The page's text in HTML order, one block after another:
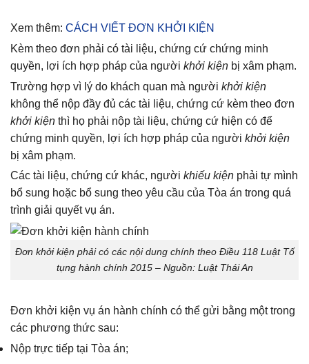
Xem thêm: CÁCH VIẾT ĐƠN KHỞI KIỆN
Kèm theo đơn phải có tài liệu, chứng cứ chứng minh
quyền, lợi ích hợp pháp của người khởi kiện bị xâm phạm.
Trường hợp vì lý do khách quan mà người khởi kiện
không thể nộp đầy đủ các tài liệu, chứng cứ kèm theo đơn
khởi kiện thì họ phải nộp tài liệu, chứng cứ hiện có để
chứng minh quyền, lợi ích hợp pháp của người khởi kiện
bị xâm phạm.
Các tài liệu, chứng cứ khác, người khiếu kiện phải tự mình
bổ sung hoặc bổ sung theo yêu cầu của Tòa án trong quá
trình giải quyết vụ án.
Đơn khởi kiện phải có các nội dung chính theo Điều 118 Luật Tố
tụng hành chính 2015 – Nguồn: Luật Thái An
Đơn khởi kiện vụ án hành chính có thể gửi bằng một trong
các phương thức sau:
Nộp trực tiếp tại Tòa án;